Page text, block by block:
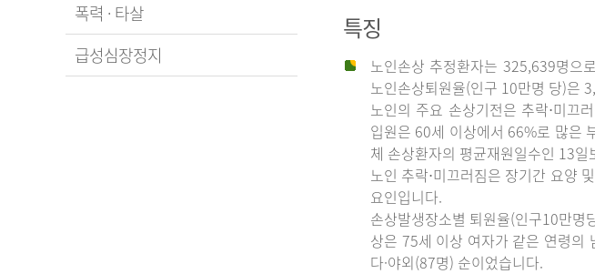
폭력 · 타살
급성심장정지
특징
노인손상 추정환자는 325,639명으
노인손상퇴원율(인구 10만명 당)은
노인의 주요 손상기전은 추락⋅미끄
입원은 60세 이상에서 66%로 많은
체 손상환자의 평균재원일수인 13
노인 추락⋅미끄러짐은 장기간 요양
요인입니다.
손상발생장소별 퇴원율(인구10만
상은 75세 이상 여자가 같은 연령의
다·야외(87명) 순이었습니다.